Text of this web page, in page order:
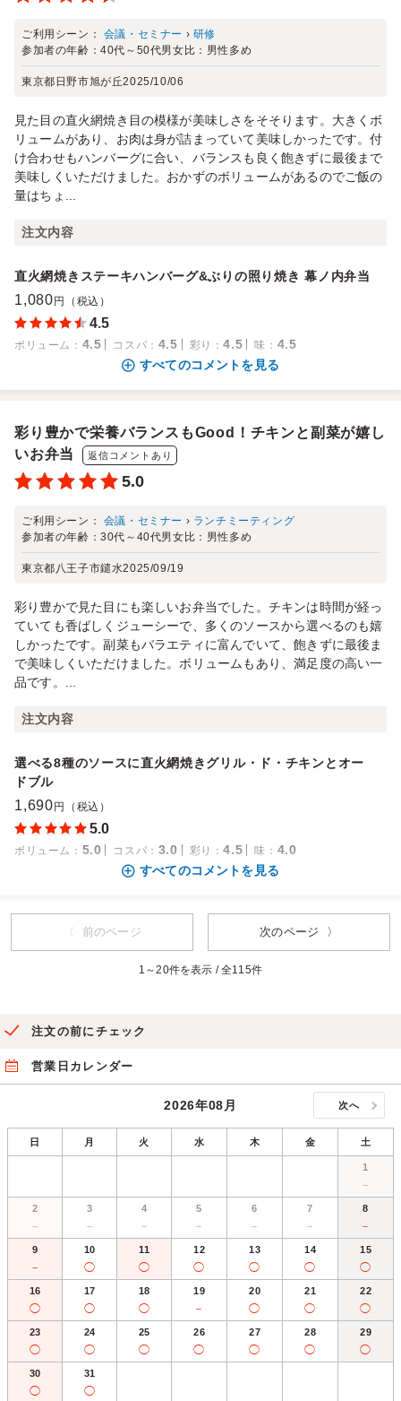
ご利用シーン： 会議・セミナー › 研修
参加者の年齢：40代～50代男女比： 男性多め
東京都日野市旭が丘2025/10/06
見た目の直火網焼き目の模様が美味しさをそそります。大きくボ
リュームがあり、お肉は身が詰まっていて美味しかったです。付
け合わせもハンバーグに合い、バランスも良く飽きずに最後まで
美味しくいただけました。おかずのボリュームがあるのでご飯の
量はちょ...
注文内容
直火網焼きステーキハンバーグ&ぶりの照り焼き 幕ノ内弁当
1,080 円（税込）
4.5
ボリューム ： 4.5 コスパ ： 4.5 彩り ：4.5 味 ： 4.5
すべてのコメントを見る
彩り豊かで栄養バランスもGood！チキンと副菜が嬉し
いお弁当
返信コメントあり
5.0
ご利用シーン： 会議・セミナー › ランチミーティング
参加者の年齢：30代～40代男女比： 男性多め
東京都八王子市鑓水2025/09/19
彩り豊かで見た目にも楽しいお弁当でした。チキンは時間が経っ
ていても香ばしくジューシーで、多くのソースから選べるのも嬉
しかったです。副菜もバラエティに富んでいて、飽きずに最後ま
で美味しくいただけました。ボリュームもあり、満足度の高い一
品です。...
注文内容
選べる8種のソースに直火網焼きグリル・ド・チキンとオー
ドブル
1,690 円（税込）
5.0
ボリューム ： 5.0 コスパ ： 3.0 彩り ：4.5 味 ： 4.0
すべてのコメントを見る
〈 前のページ 次のページ 〉
1～20件を表示 / 全115件
注文の前にチェック
営業日カレンダー
2026年08月 次へ
日 月 火 水 木 金 土
1
－
2
－
3
－
4
－
5
－
6
－
7
－
8
－
9
－
10
◯
11
◯
12
◯
13
◯
14
◯
15
◯
16
◯
17
◯
18
◯
19
－
20
◯
21
◯
22
◯
23
◯
24
◯
25
◯
26
◯
27
◯
28
◯
29
◯
30
◯
31
◯